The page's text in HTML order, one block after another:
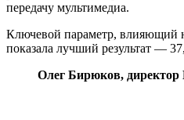
передачу мультимедиа.
Ключевой параметр, влияющий
показала лучший результат —
Олег Бирюков, директор